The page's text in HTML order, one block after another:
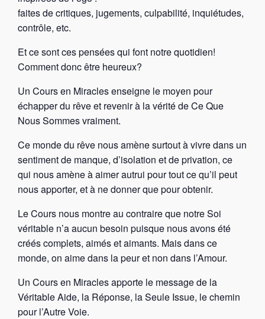
faites de critiques, jugements, culpabilité, inquiétudes,
contrôle, etc.
Et ce sont ces pensées qui font notre quotidien!
Comment donc être heureux?
Un Cours en Miracles enseigne le moyen pour
échapper du rêve et revenir à la vérité de Ce Que
Nous Sommes vraiment.
Ce monde du rêve nous amène surtout à vivre dans un
sentiment de manque, d’isolation et de privation, ce
qui nous amène à aimer autrui pour tout ce qu’il peut
nous apporter, et à ne donner que pour obtenir.
Le Cours nous montre au contraire que notre Soi
véritable n’a aucun besoin puisque nous avons été
créés complets, aimés et aimants. Mais dans ce
monde, on aime dans la peur et non dans l’Amour.
Un Cours en Miracles apporte le message de la
Véritable Aide, la Réponse, la Seule Issue, le chemin
pour l’Autre Voie.